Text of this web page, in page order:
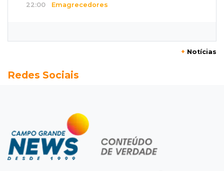
22:00 Emagrecedores
Granizo danifica telhados e plantações
Agregado
Inter perde para o Corinthians mas avança às
quartas da Copa do Brasil
+ Notícias
Redes Sociais